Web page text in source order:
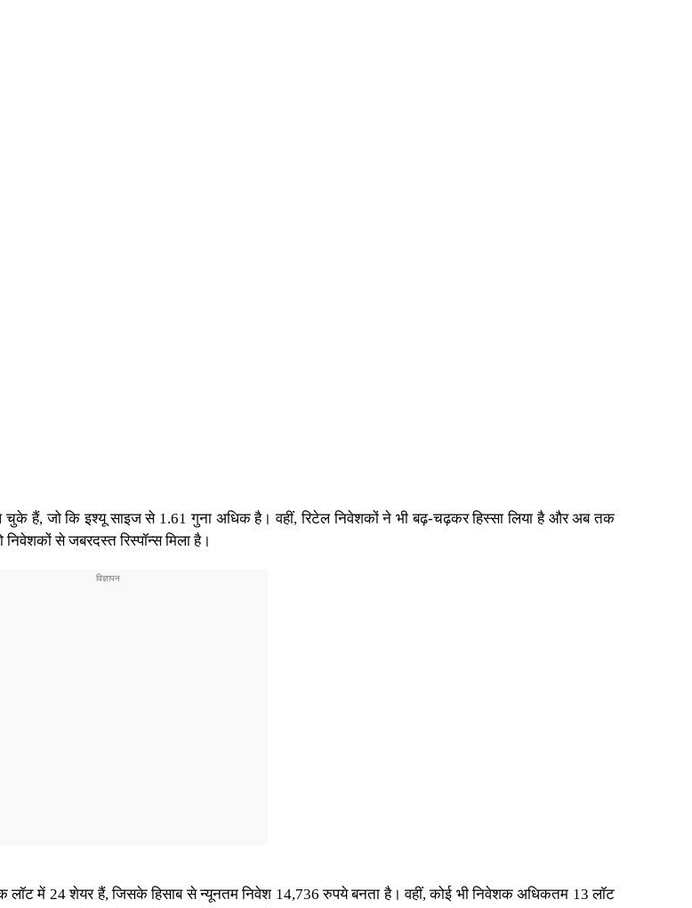
जो कि इश्यू साइज से 1.61 गुना अधिक है। वहीं, रिटेल निवेशकों ने भी बढ़-चढ़कर हिस्सा लिया है और अब तक
से जबरदस्त रिस्पॉन्स मिला है।
में 24 शेयर हैं, जिसके हिसाब से न्यूनतम निवेश 14,736 रुपये बनता है। वहीं, कोई भी निवेशक अधिकतम 13 लॉट